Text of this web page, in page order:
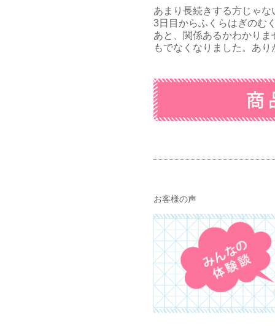
あまり長続きする方じゃ
3日目からふくらはぎのむ
あと、関係あるかわかり
もでなくなりました。あ
お客様の声